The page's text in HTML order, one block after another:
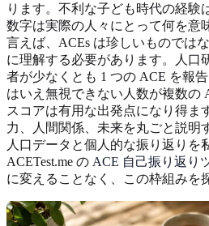
ります。不利な子ども時代の経験
数字は実際の人々にとって何を意
言えば、ACEs は珍しいものでは
に理解する必要があります。人口
者が少なくとも 1 つの ACE を報
はいえ無視できない人数が複数の
スコアは有用な出発点になり得ま
力、人間関係、未来を丸ごと説明
人口データと個人的な振り返りを
ACETest.me の ACE 自己振り返り
に変えることなく、この枠組みを